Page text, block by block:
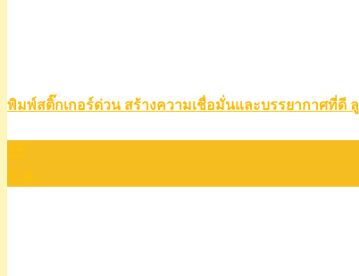
พิมพ์สติ๊กเกอร์ด่วน สร้างความเชื่อมั่นและบรรยากาศที่ดี
15
ก.พ.